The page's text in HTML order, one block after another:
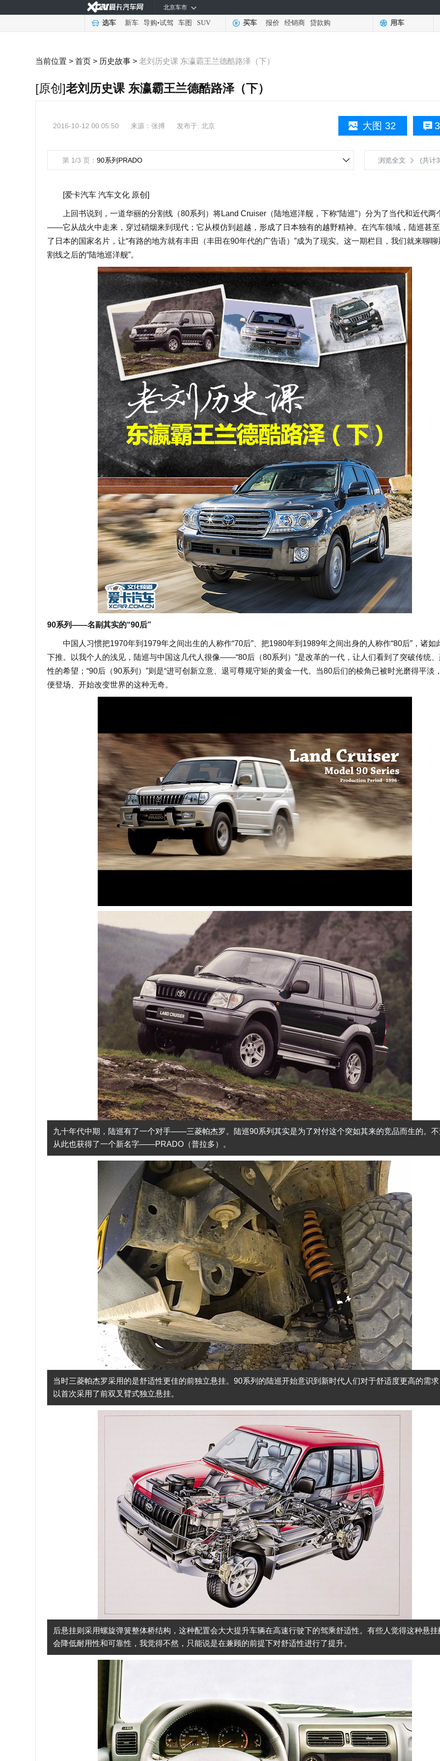
北京车市
选车 新车 导购•试驾 车图 SUV 买车 报价 经销商 贷款购 用车
当前位置 > 首页 > 历史故事 > 老刘历史课 东瀛霸王兰德酷路泽（下）
[原创]老刘历史课 东瀛霸王兰德酷路泽（下）
大图 32
2016-10-12 00:05:50 来源： 张搏 发布于: 北京
第 1/3 页： 90系列PRADO 浏览全文 (共计
[爱卡汽车 汽车文化 原创]
上回书说到，一道华丽的分割线（80系列）将Land Cruiser（陆地巡洋舰，下称“陆巡”）分为了当代和近代两
——它从战火中走来，穿过硝烟来到现代；它从模仿到超越，形成了日本独有的越野精神。在汽车领域，陆巡甚
了日本的国家名片，让“有路的地方就有丰田（丰田在90年代的广告语）”成为了现实。这一期栏目，我们就来聊
割线之后的“陆地巡洋舰”。
90系列——名副其实的“90后”
中国人习惯把1970年到1979年之间出生的人称作“70后”、把1980年到1989年之间出身的人称作“80后”，诸如
下推。以我个人的浅见，陆巡与中国这几代人很像——“80后（80系列）”是改革的一代，让人们看到了突破传统
性的希望；“90后（90系列）”则是“进可创新立意、退可尊规守矩的黄金一代。当80后们的棱角已被时光磨得平淡
便登场、开始改变世界的这种无奇。
九十年代中期，陆巡有了一个对手——三菱帕杰罗。陆巡90系列其实是为了对付这个突如其来的竞品而生的。
从此也获得了一个新名字——PRADO（普拉多）。
当时三菱帕杰罗采用的是舒适性更佳的前独立悬挂。90系列的陆巡开始意识到新时代人们对于舒适度更高的需
以首次采用了前双叉臂式独立悬挂。
后悬挂则采用螺旋弹簧整体桥结构，这种配置会大大提升车辆在高速行驶下的驾乘舒适性。有些人觉得这种悬挂
会降低耐用性和可靠性，我觉得不然，只能说是在兼顾的前提下对舒适性进行了提升。